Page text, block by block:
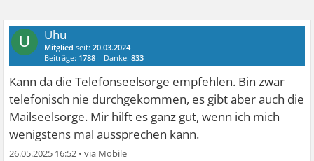
U Uhu
Mitglied seit:20.03.2024
Beiträge: 1788 Danke:833
Kann da die Telefonseelsorge empfehlen. Bin zwar
telefonisch nie durchgekommen, es gibt aber auch die
Mailseelsorge. Mir hilft es ganz gut, wenn ich mich
wenigstens mal aussprechen kann.
26.05.2025 16:52 •